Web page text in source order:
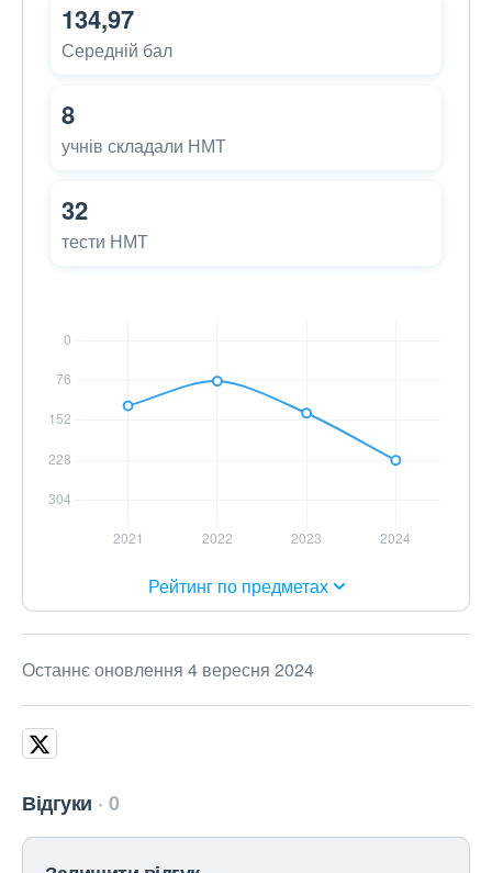
134,97
Середній бал
8
учнів складали НМТ
32
тести НМТ
Рейтинг по предметах
Останнє оновлення 4 вересня 2024
Відгуки 0